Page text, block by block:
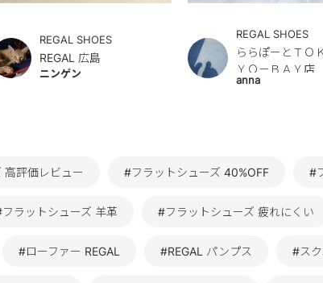
REGAL SHOES
REGAL 広島
ニンゲン
REGAL SHOES
ららぽーとＴＯ
ＹＯ－ＢＡＹ店
anna
評価レビュー #フラットシューズ 40%OFF #
ラットシューズ 羊革 #フラットシューズ 疲れにくい
#ローファー REGAL #REGAL パンプス #スク